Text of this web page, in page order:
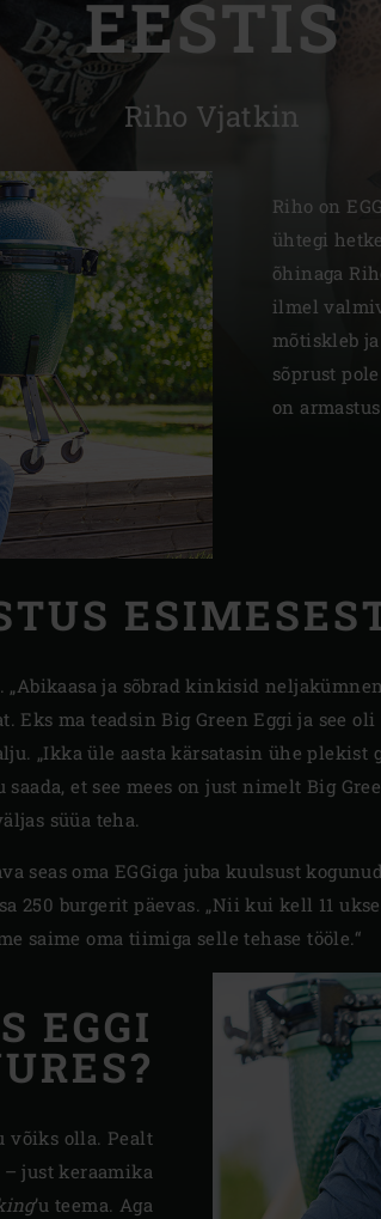
Slovenia |
Turkey |
EESTIS
Riho Vjatkin
Riho on
ühtegi
õhinaga
ilmel
mõtiskleb
sõprust
on
ja sõbrad kinkisid
Eks ma teadsin Big Green Eggi ja see
„Ikka üle aasta kärsatasin ühe plekist
et see mees on just nimelt Big
süüa teha.
seas oma EGGiga juba kuulsust
250 burgerit päevas. „Nii kui kell 11
saime oma tiimiga selle tehase tööle.“
EGGI
võiks olla. Pealt
just keraamika
’u teema. Aga